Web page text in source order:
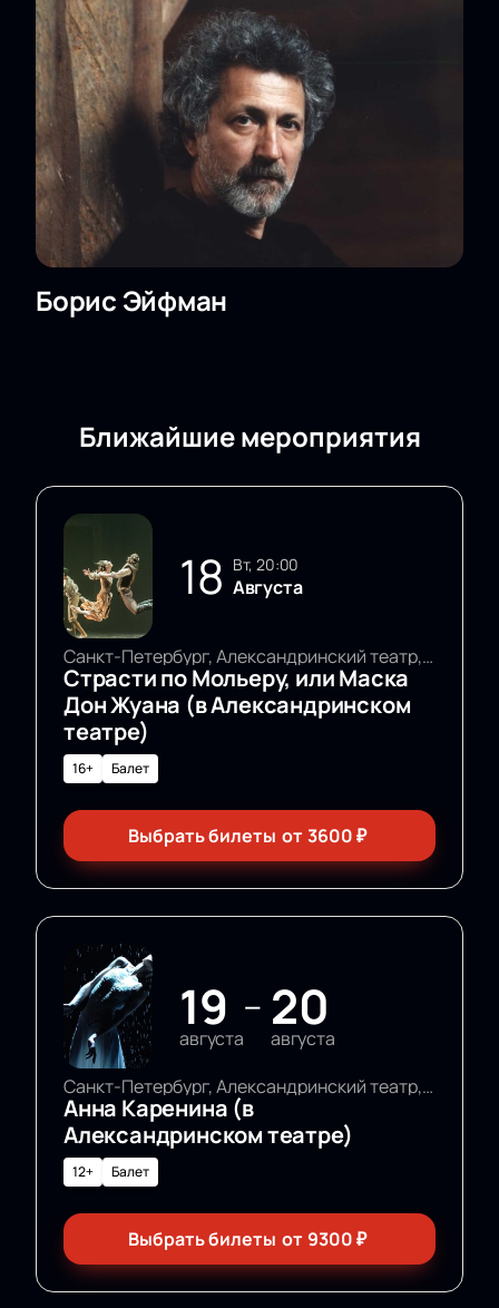
Борис Эйфман
Ближайшие мероприятия
18 вт, 20:00
Августа
Санкт-Петербург, Александринский театр, Основная сцена
Страсти по Мольеру, или Маска
Дон Жуана (в Александринском
театре)
16+ Балет
Выбрать билеты от3600₽
19
августа
— 20
августа
Санкт-Петербург, Александринский театр, Основная сцена
Анна Каренина (в
Александринском театре)
12+ Балет
Выбрать билеты от 9300₽